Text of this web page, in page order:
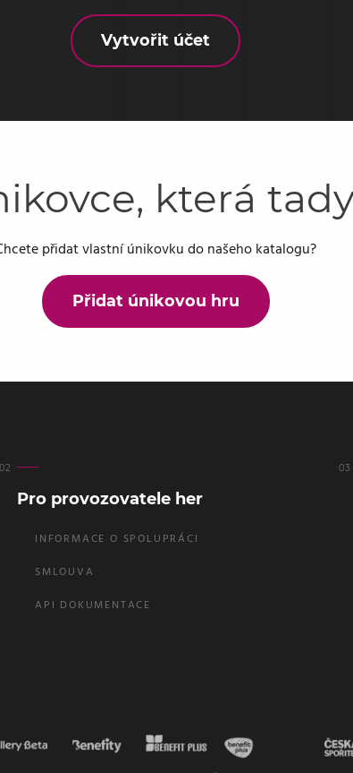
Vytvořit účet
která
přidat vlastní únikovku do našeho katalogu?
Přidat únikovou hru
Pro provozovatele her
INFORMACE O SPOLUPRÁCI
SMLOUVA
API DOKUMENTACE